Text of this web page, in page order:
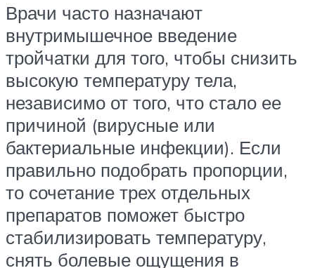
Врачи часто назначают
внутримышечное введение
тройчатки для того, чтобы снизить
высокую температуру тела,
независимо от того, что стало ее
причиной (вирусные или
бактериальные инфекции). Если
правильно подобрать пропорции,
то сочетание трех отдельных
препаратов поможет быстро
стабилизировать температуру,
снять болевые ощущения в